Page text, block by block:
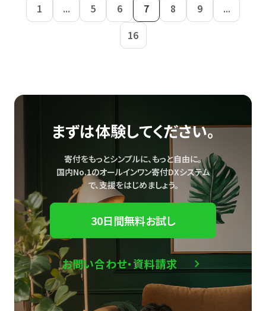
1 ... 5 6 7 8 9
...
16
まずは体験してください。
寄付をもっとシンプルに、もっと自由に。
国内No.1のオールインワン寄付DXシステム
で、支援をはじめましょう。
30日間無料お試し
お問い合わせ・資料請求